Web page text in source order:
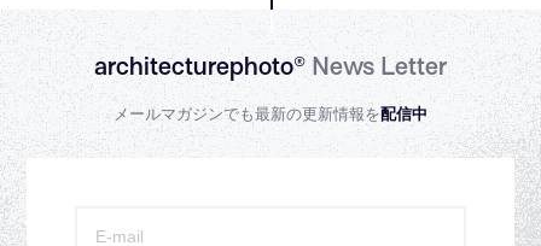
architecturephoto®News Letter
メールマガジンでも最新の更新情報を配信中